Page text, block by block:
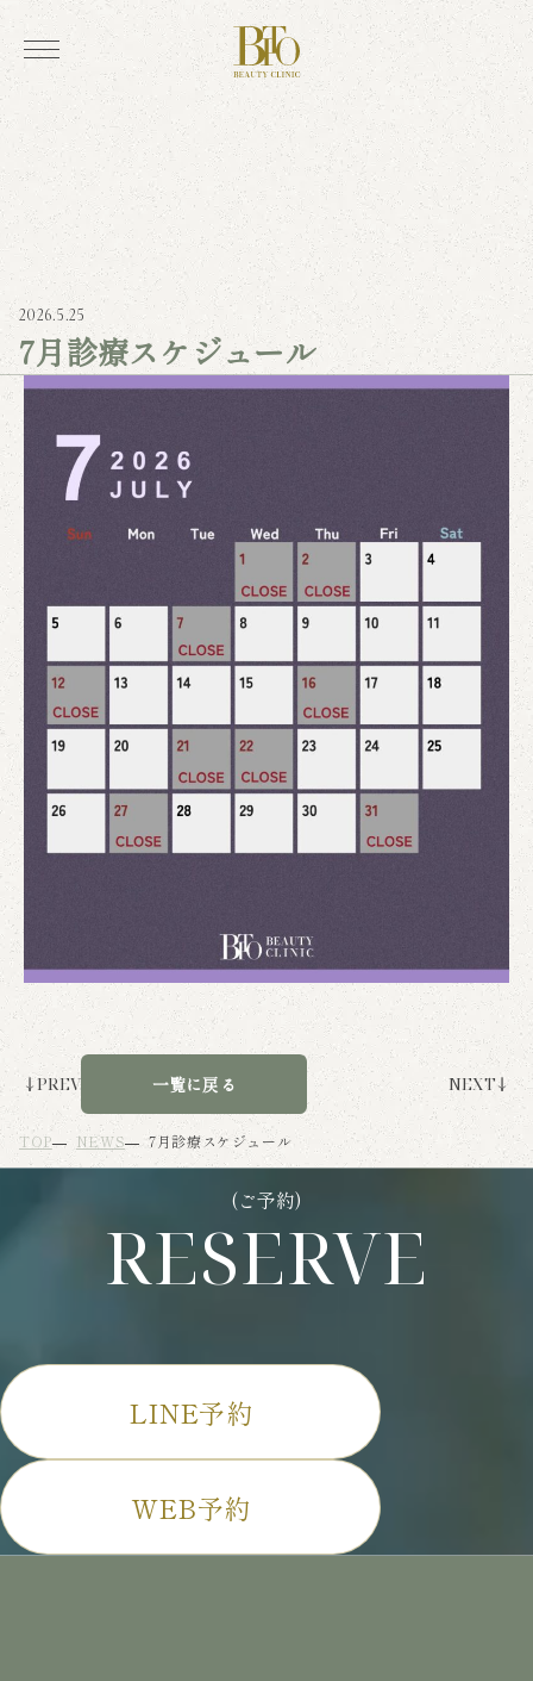
2026.5.25
7月診療スケジュール
PREV 一覧に戻る NEXT
TOP NEWS 7月診療スケジュール
(ご予約)
RESERVE
LINE予約
WEB予約